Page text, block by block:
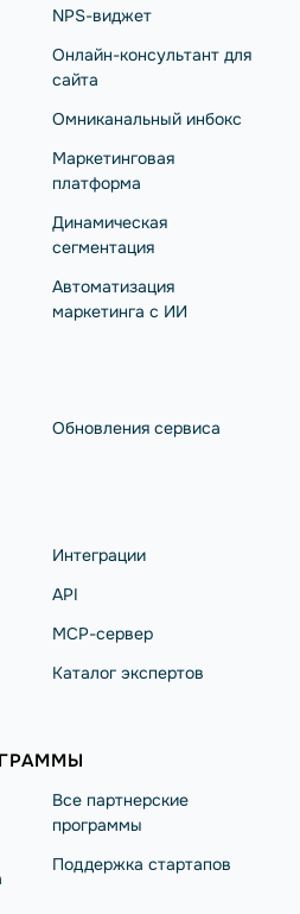
NPS-виджет
Онлайн-консультант для
сайта
Омниканальный инбокс
Маркетинговая
платформа
Динамическая
сегментация
Автоматизация
маркетинга с ИИ
Обновления сервиса
Интеграции
API
MCP-сервер
Каталог экспертов
Все партнерские
программы
Поддержка стартапов